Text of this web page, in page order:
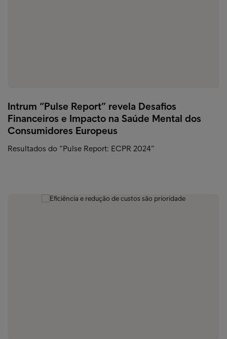
Intrum “Pulse Report” revela Desafios
Financeiros e Impacto na Saúde Mental dos
Consumidores Europeus
Resultados do “Pulse Report: ECPR 2024”